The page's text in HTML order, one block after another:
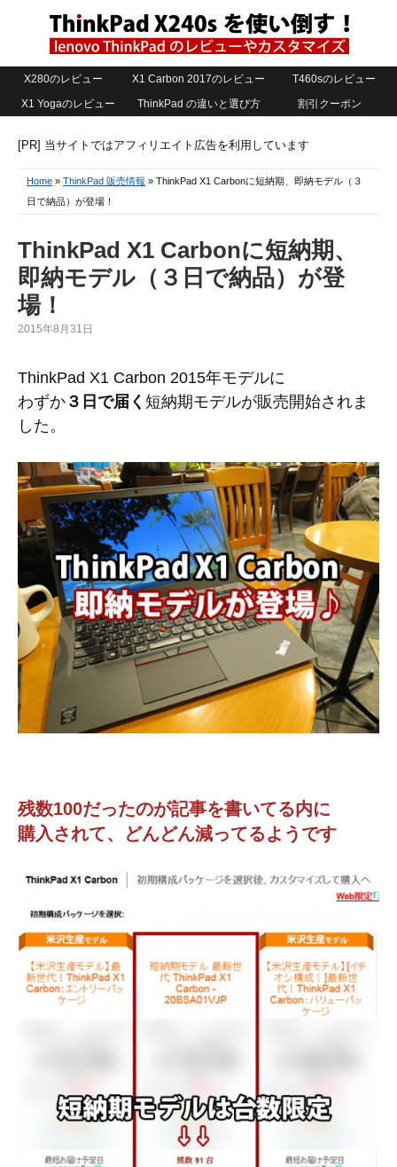
X280のレビュー X1 Carbon 2017のレビュー
T460sのレビュー
X1 Yogaのレビュー
ThinkPad の違いと選び方 割引クーポン
[PR] 当サイトではアフィリエイト広告を利用しています
Home » ThinkPad 販売情報 » ThinkPad X1 Carbonに短納期、即納モデル（３
日で納品）が登場！
ThinkPad X1 Carbonに短納期、
即納モデル（３日で納品）が登
場！
2015年8月31日
ThinkPad X1 Carbon 2015年モデルに
わずか ３日で届く 短納期モデルが販売開始されま
した。
残数100だったのが記事を書いてる内に
購入されて、どんどん減ってるようです